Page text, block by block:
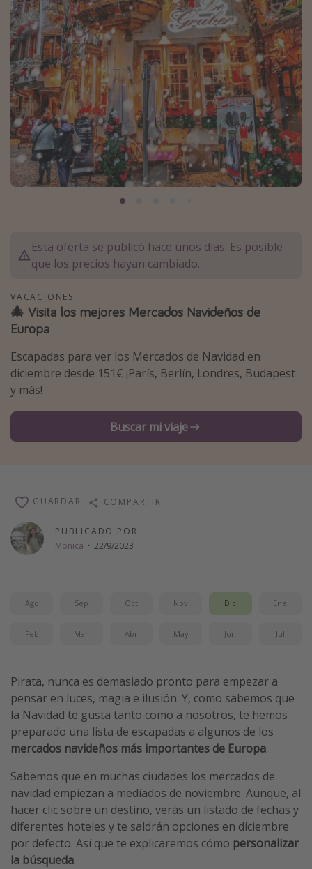
Marruecos
Islas Baleares
México
Tailandia
Maldivas
Albania
Inspiración para viajes
Viajes en tren
Viajar sola como mujer
Viajes en familia
Vacaciones de Playa
Viajes para singles
Escapadas románticas
Más temas
Trabajar en el extranjero
Guía de equipaje de mano
Parques de atracciones
Viaja con musicales
Harry Potter en Londres y otros destinos
Esta oferta se publicó hace unos días. Es posible
que los precios hayan cambiado.
VACACIONES
🎄 Visita los mejores Mercados Navideños de
Europa
Escapadas para ver los Mercados de Navidad en
diciembre desde 151€ ¡París, Berlín, Londres, Budapest
y más!
Buscar mi viaje
PUBLICADO POR
Monica · 22/9/2023
GUARDAR COMPARTIR
Ago Sep Oct Nov Dic Ene
Feb Mar Abr May Jun Jul
Pirata, nunca es demasiado pronto para empezar a
pensar en luces, magia e ilusión. Y, como sabemos que
la Navidad te gusta tanto como a nosotros, te hemos
preparado una lista de escapadas a algunos de los
mercados navideños más importantes de Europa.
Sabemos que en muchas ciudades los mercados de
navidad empiezan a mediados de noviembre. Aunque, al
hacer clic sobre un destino, verás un listado de fechas y
diferentes hoteles y te saldrán opciones en diciembre
por defecto. Así que te explicaremos cómo personalizar
la búsqueda.